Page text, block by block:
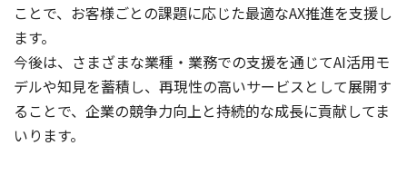
ことで、お客様ごとの課題に応じた最適なAX推進を支援し
ます。
今後は、さまざまな業種・業務での支援を通じてAI活用モ
デルや知見を蓄積し、再現性の高いサービスとして展開す
ることで、企業の競争力向上と持続的な成長に貢献してま
いります。